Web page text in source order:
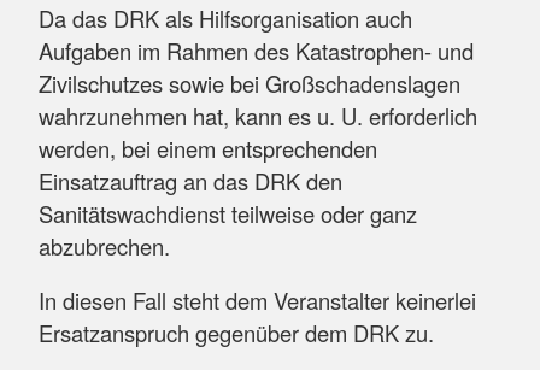
Da das DRK als Hilfsorganisation auch
Aufgaben im Rahmen des Katastrophen- und
Zivilschutzes sowie bei Großschadenslagen
wahrzunehmen hat, kann es u. U. erforderlich
werden, bei einem entsprechenden
Einsatzauftrag an das DRK den
Sanitätswachdienst teilweise oder ganz
abzubrechen.
In diesen Fall steht dem Veranstalter keinerlei
Ersatzanspruch gegenüber dem DRK zu.